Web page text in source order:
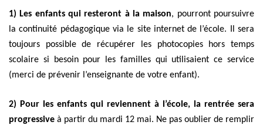
1) Les enfants qui resteront à la maison, pourront poursuivre
la continuité pédagogique via le site internet de l’école. Il sera
toujours possible de récupérer les photocopies hors temps
scolaire si besoin pour les familles qui utilisaient ce service
(merci de prévenir l’enseignante de votre enfant).
2) Pour les enfants qui reviennent à l’école,
la rentrée sera
progressive à partir du mardi 12 mai. Ne pas oublier de remplir